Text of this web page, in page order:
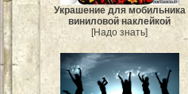
Украшение для мобильника
виниловой наклейкой
[Надо знать]